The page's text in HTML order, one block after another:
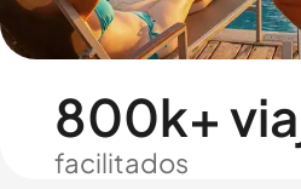
800k+
facilitados